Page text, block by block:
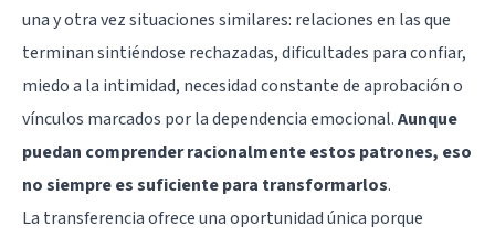
una y otra vez situaciones similares: relaciones en las que
terminan sintiéndose rechazadas, dificultades para confiar,
miedo a la intimidad, necesidad constante de aprobación o
vínculos marcados por la dependencia emocional.Aunque
puedan comprender racionalmente estos patrones, eso
no siempre es suficiente para transformarlos.
La transferencia ofrece una oportunidad única porque